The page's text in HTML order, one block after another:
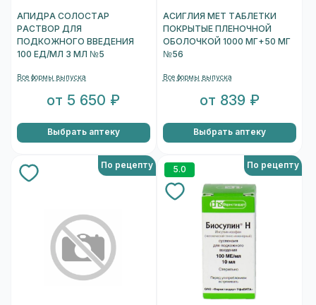
АПИДРА СОЛОСТАР
РАСТВОР ДЛЯ
ПОДКОЖНОГО ВВЕДЕНИЯ
100 ЕД/МЛ 3 МЛ №5
Все формы выпуска
от 5 650 ₽
Выбрать аптеку
АСИГЛИЯ МЕТ ТАБЛЕТКИ
ПОКРЫТЫЕ ПЛЕНОЧНОЙ
ОБОЛОЧКОЙ 1000 МГ+50 МГ
№56
Все формы выпуска
от 839 ₽
Выбрать аптеку
По рецепту 5.0 По рецепту